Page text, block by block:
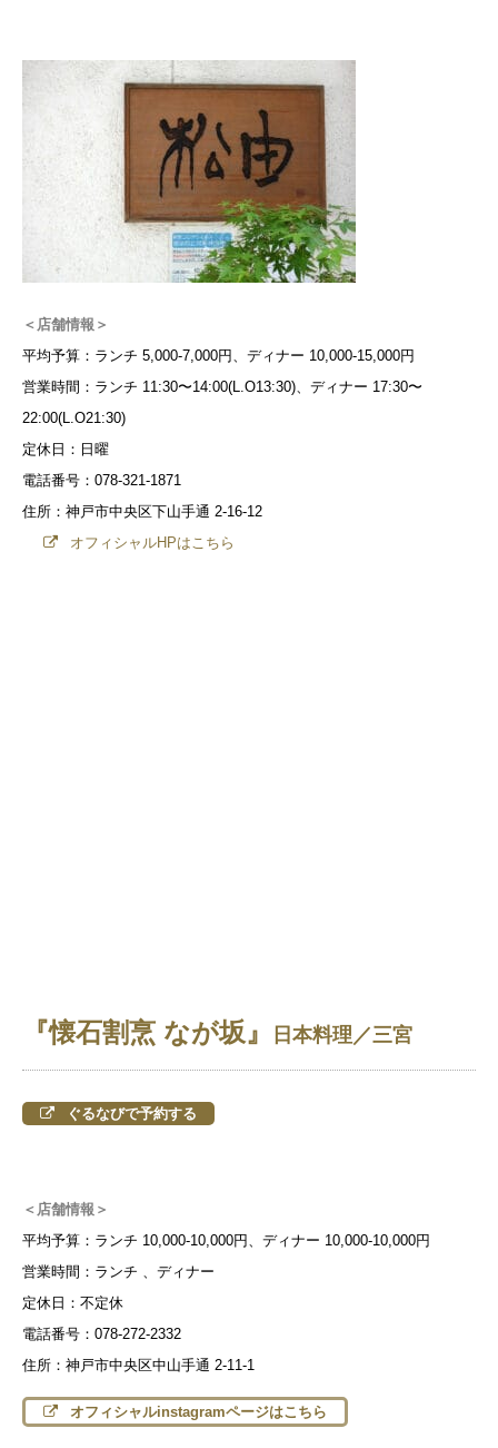
＜店舗情報＞
平均予算：ランチ 5,000-7,000円、ディナー 10,000-15,000円
営業時間：ランチ 11:30〜14:00(L.O13:30)、ディナー 17:30〜
22:00(L.O21:30)
定休日：日曜
電話番号：078-321-1871
住所：神戸市中央区下山手通 2-16-12
オフィシャルHPはこちら
『懐石割烹 なが坂』 日本料理 ／三宮
ぐるなびで予約する
＜店舗情報＞
平均予算：ランチ 10,000-10,000円、ディナー 10,000-10,000円
営業時間：ランチ 、ディナー
定休日：不定休
電話番号：078-272-2332
住所：神戸市中央区中山手通 2-11-1
オフィシャルinstagramページはこちら